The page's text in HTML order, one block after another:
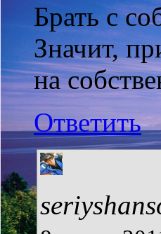
Брать с
Значит,
на
Ответить